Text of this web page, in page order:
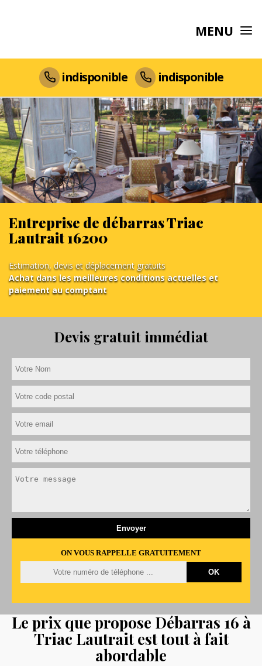
MENU
indisponible indisponible
Entreprise de débarras Triac
Lautrait 16200
Estimation, devis et déplacement gratuits
Achat dans les meilleures conditions actuelles et
paiement au comptant
Devis gratuit immédiat
ON VOUS RAPPELLE GRATUITEMENT
Le prix que propose Débarras 16 à
Triac Lautrait est tout à fait
abordable